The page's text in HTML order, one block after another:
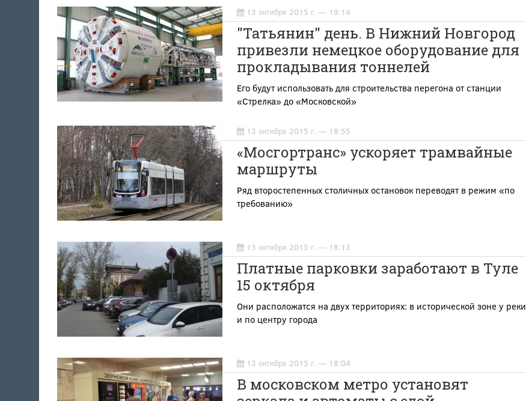
13 октября 2015 г. — 19:14
"Татьянин" день. В Нижний Новгород
привезли немецкое оборудование для
прокладывания тоннелей
Его будут использовать для строительства перегона от станции
«Стрелка» до «Московской»
13 октября 2015 г. — 18:55
«Мосгортранс» ускоряет трамвайные
маршруты
Ряд второстепенных столичных остановок переводят в режим «по
требованию»
13 октября 2015 г. — 18:13
Платные парковки заработают в Туле
15 октября
Они расположатся на двух территориях: в исторической зоне у реки
и по центру города
13 октября 2015 г. — 18:04
В московском метро установят